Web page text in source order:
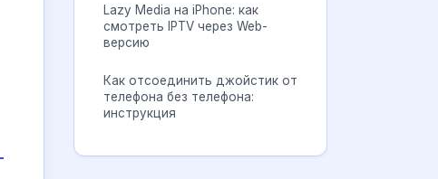
Lazy Media на iPhone: как
смотреть IPTV через Web-
версию
Как отсоединить джойстик от
телефона без телефона:
инструкция